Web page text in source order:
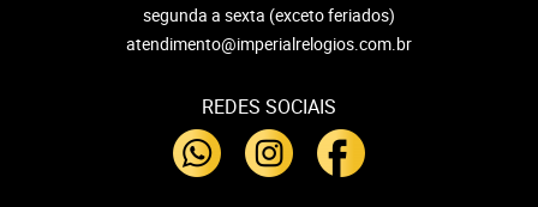
segunda a sexta (exceto feriados)
atendimento@imperialrelogios.com.br
REDES SOCIAIS